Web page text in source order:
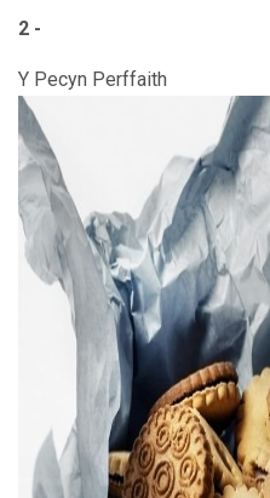
2 -
Y Pecyn Perffaith